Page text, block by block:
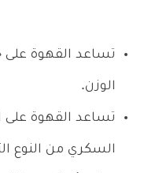
تساعد القهوة على
الوزن.
تساعد القهوة
السكري من النوع